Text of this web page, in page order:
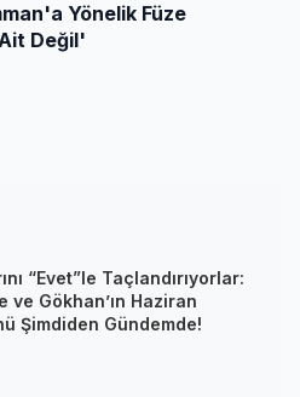
Yönelik Füze
Değil'
“Evet”le Taçlandırıyorlar:
ve Gökhan’ın Haziran
Şimdiden Gündemde!